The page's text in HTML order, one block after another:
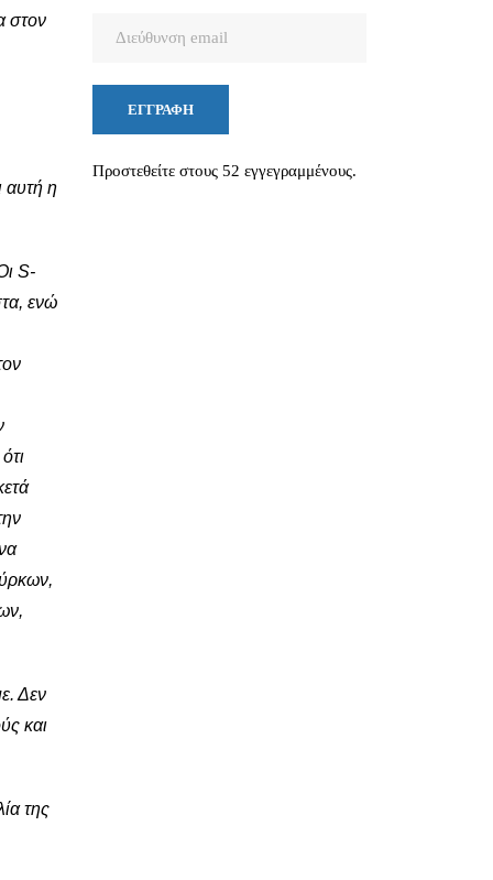
στον
αυτή η
S-
ενώ
Δεν
και
της
ΕΓΓΡΑΦΉ
Προστεθείτε στους 52 εγγεγραμμένους.